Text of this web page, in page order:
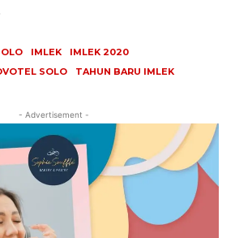
IMLEK
IMLEK 2020
SOLO TAHUN BARU IMLEK
- Advertisement -